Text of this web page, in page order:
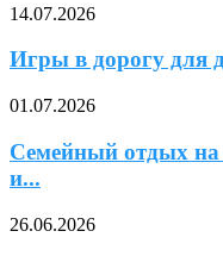
14.07.2026
Игры в дорогу для
01.07.2026
Семейный отдых на
и...
26.06.2026